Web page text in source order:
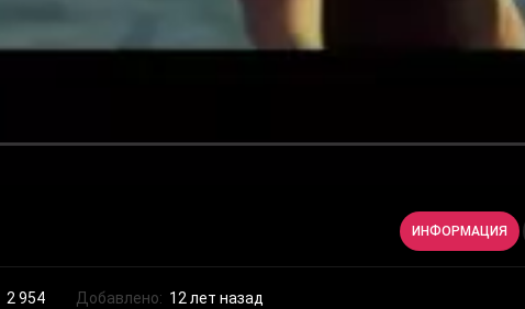
ИНФОРМАЦИЯ
2 954 Добавлено: 12 лет назад